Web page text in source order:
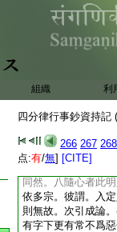
組織 利
四分律行事鈔資持記
266 267 268
点:有/無] [CITE]
渉。五六義兼隨行
明善事。下句反例
四從用者。上但物
五中初依多宗。身
説異縁。如口造身
盜。教善準知。七
隨報。要期不定。
心所期如誓而起
同然。八隨心者此
依多宗。彼謂。入
則無故。次引成論
有字下更有常不爲